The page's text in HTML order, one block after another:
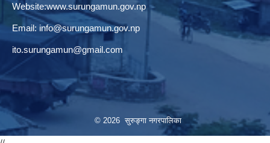
Website:www.surungamun.gov.np
Email: info@surungamun.gov.np
ito.surungamun@gmail.com
© 2026 सुरुङ्‍गा नगरपालिका